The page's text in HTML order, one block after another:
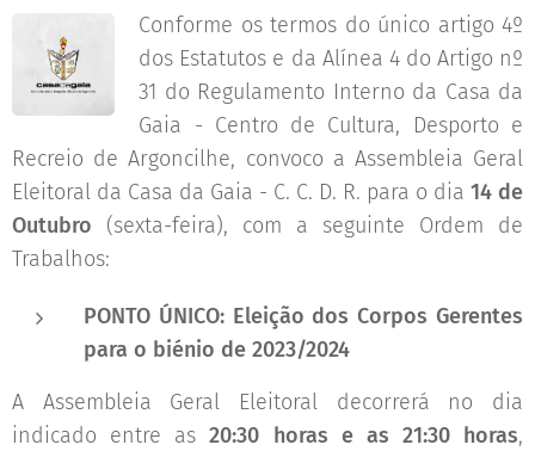
Conforme os termos do único artigo 4º
dos Estatutos e da Alínea 4 do Artigo nº
31 do Regulamento Interno da Casa da
Gaia - Centro de Cultura, Desporto e
Recreio de Argoncilhe, convoco a Assembleia Geral
Eleitoral da Casa da Gaia - C. C. D. R. para o dia 14 de
Outubro (sexta-feira), com a seguinte Ordem de
Trabalhos:
PONTO ÚNICO: Eleição dos Corpos Gerentes
para o biénio de 2023/2024
A Assembleia Geral Eleitoral decorrerá no dia
indicado entre as20:30 horas e as 21:30 horas,